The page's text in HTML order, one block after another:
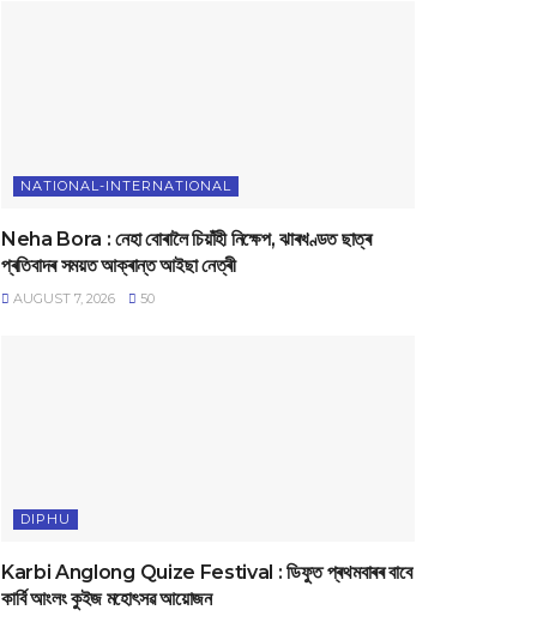
NATIONAL-INTERNATIONAL
Neha Bora : নেহা বোৰালৈ চিয়াঁহী নিক্ষেপ, ঝাৰখণ্ডত ছাত্ৰ
প্ৰতিবাদৰ সময়ত আক্ৰান্ত আইছা নেত্ৰী
AUGUST 7, 2026 50
DIPHU
Karbi Anglong Quize Festival : ডিফুত প্ৰথমবাৰৰ বাবে
কাৰ্বি আংলং কুইজ মহোৎসৱ আয়োজন